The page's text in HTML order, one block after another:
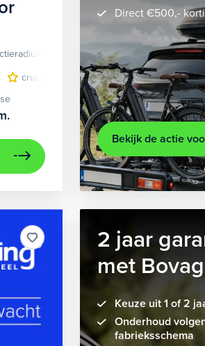
velgen 5-spaaks 18"
volledig
Elektrisch
cruise control adaptief LED
Direct €500,-
Bekijk de actie
2 jaar
met
Keuze uit 1 of 2
Onderhoud
fabrieksschema